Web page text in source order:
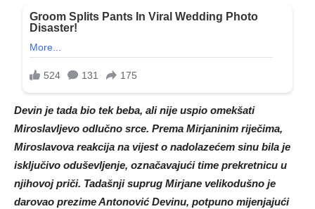
Devin je tada bio tek beba, ali nije uspio omekšati
Miroslavljevo odlučno srce. Prema Mirjaninim riječima,
Miroslavova reakcija na vijest o nadolazećem sinu bila je
isključivo oduševljenje, označavajući time prekretnicu u
njihovoj priči. Tadašnji suprug Mirjane velikodušno je
darovao prezime Antonović Devinu, potpuno mijenjajući